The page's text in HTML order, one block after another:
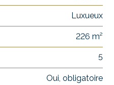
Luxueux
226 m²
5
Oui, obligatoire